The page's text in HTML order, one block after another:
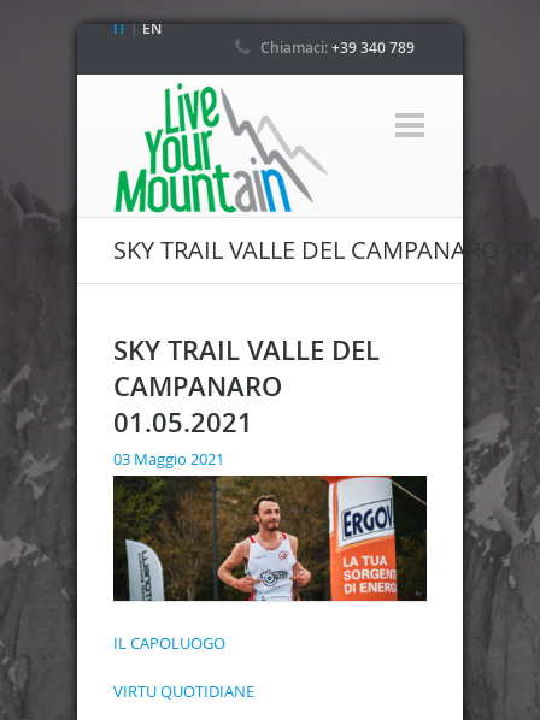
IT|EN
Chiamaci:+39 340 789
SKY TRAIL VALLE DEL CAMPANARO
SKY TRAIL VALLE DEL
CAMPANARO
01.05.2021
03 Maggio 2021
IL CAPOLUOGO
VIRTU QUOTIDIANE